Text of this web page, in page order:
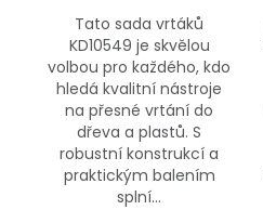
Tato sada vrtáků
KD10549 je skvělou
volbou pro každého, kdo
hledá kvalitní nástroje
na přesné vrtání do
dřeva a plastů. S
robustní konstrukcí a
praktickým balením
splní...